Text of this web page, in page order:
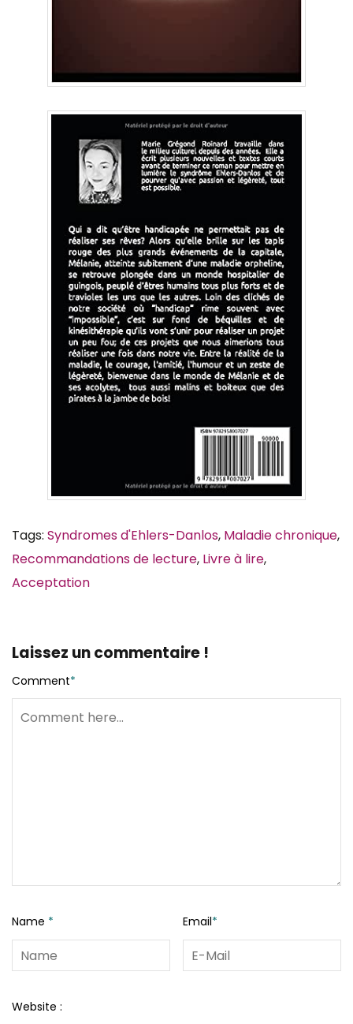
Tags: Syndromes d'Ehlers-Danlos, Maladie chronique,
Recommandations de lecture, Livre à lire,
Acceptation
Laissez un commentaire !
Comment*
Name * Email*
Website :